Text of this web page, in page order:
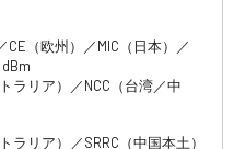
CE（欧州）／MIC（日本）／
ラリア）／NCC（台湾／中
ラリア）／SRRC（中国本土）